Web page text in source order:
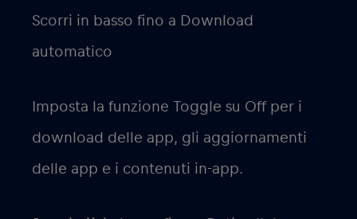
Scorri in basso fino a Download
automatico
Imposta la funzione Toggle su Off per i
download delle app, gli aggiornamenti
delle app e i contenuti in-app.